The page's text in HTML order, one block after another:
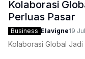
Kolaborasi
Perluas Pasar
Business Elavigne19
Kolaborasi Global